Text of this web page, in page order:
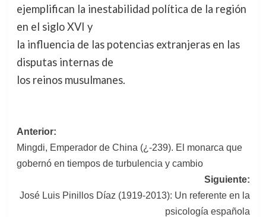
ejemplifican la inestabilidad política de la región
en el siglo XVI y
la influencia de las potencias extranjeras en las
disputas internas de
los reinos musulmanes.
Navegación
de
entradas
Anterior:
Mingdi, Emperador de China (¿-239). El monarca que
gobernó en tiempos de turbulencia y cambio
Siguiente:
José Luis Pinillos Díaz (1919-2013): Un referente en la
psicología española